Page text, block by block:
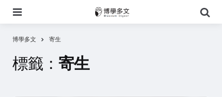
尋
博學多文 寄生
標籤： 寄生